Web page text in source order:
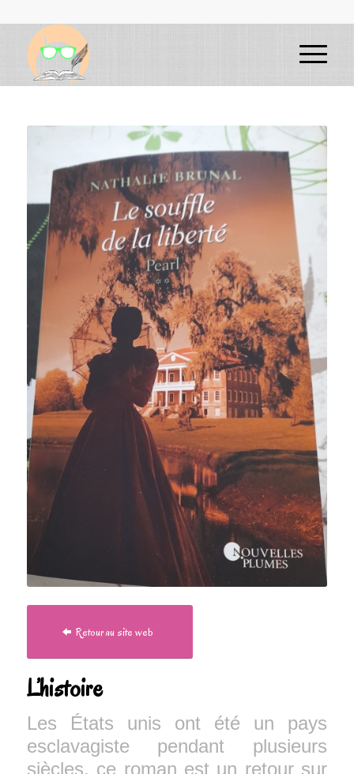
Retour au site web
L’histoire
Les États unis ont été un pays
esclavagiste pendant plusieurs
siècles, ce roman est un retour sur